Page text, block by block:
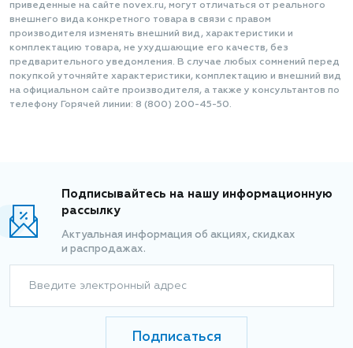
приведенные на сайте novex.ru, могут отличаться от реального
внешнего вида конкретного товара в связи с правом
производителя изменять внешний вид, характеристики и
комплектацию товара, не ухудшающие его качеств, без
предварительного уведомления. В случае любых сомнений перед
покупкой уточняйте характеристики, комплектацию и внешний вид
на официальном сайте производителя, а также у консультантов по
телефону Горячей линии: 8 (800) 200-45-50.
Подписывайтесь на нашу информационную
рассылку
Актуальная информация об акциях, скидках
и распродажах.
Введите электронный адрес
Подписаться